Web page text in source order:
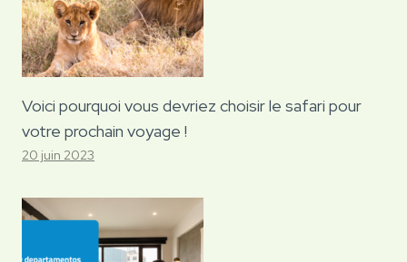
Voici pourquoi vous devriez choisir le safari pour
votre prochain voyage !
20 juin 2023